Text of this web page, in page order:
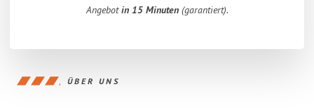
Angebotin 15 Minuten(garantiert).
ÜBER UNS